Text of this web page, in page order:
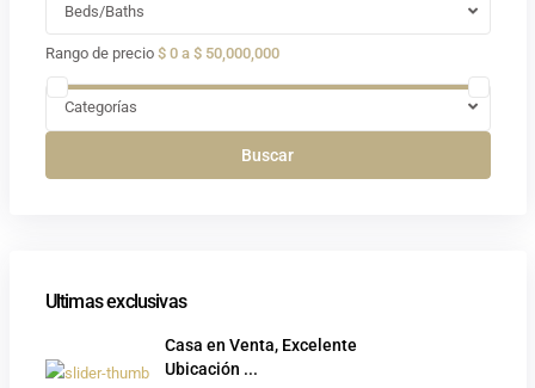
Beds/Baths
Rango de precio $ 0 a $ 50,000,000
Categorías
Buscar
Ultimas exclusivas
Casa en Venta, Excelente
Ubicación ...